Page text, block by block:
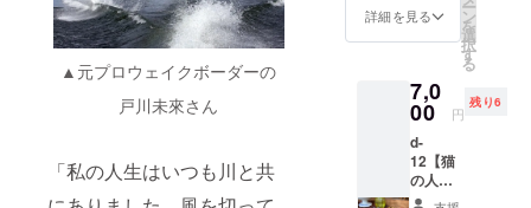
▲元プロウェイクボーダーの
戸川未來さん
「私の人生はいつも川と共
催は薩
摩川内
内川河
川敷を
予定。
シャ
ワー・
更衣室
有りま
受け取
りの選
ので以
下のプ
ルダウ
ンから
選択く
ださ
o
Cloud」
udio-
cloud.n
Instagr
am
https://
丁寧に
マド
ラー、
作者の
温もり
を感じ
ていた
だきた
パー。
鹿児島
県出水
身、現
在は大
阪・阿
倍野に
ある小
さな工
房で、
詳細を見る ー
ン
を
選
択
す
る
7,0
00 円
残り6
d-
12【猫
の人形
（小）